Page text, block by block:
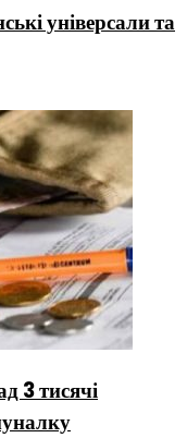
універсали та
3 тисячі